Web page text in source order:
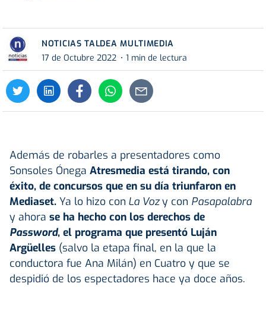
NOTICIAS TALDEA MULTIMEDIA
17 de Octubre 2022
1 min de lectura
Además de robarles a presentadores como
Sonsoles Ónega Atresmedia está tirando, con
éxito, de concursos que en su día triunfaron en
Mediaset. Ya lo hizo con La Vozy con Pasapalabra
y ahora se ha hecho con los derechos de
Password, el programa que presentó Luján
Argüelles (salvo la etapa final, en la que la
conductora fue Ana Milán) en Cuatro y que se
despidió de los espectadores hace ya doce años.